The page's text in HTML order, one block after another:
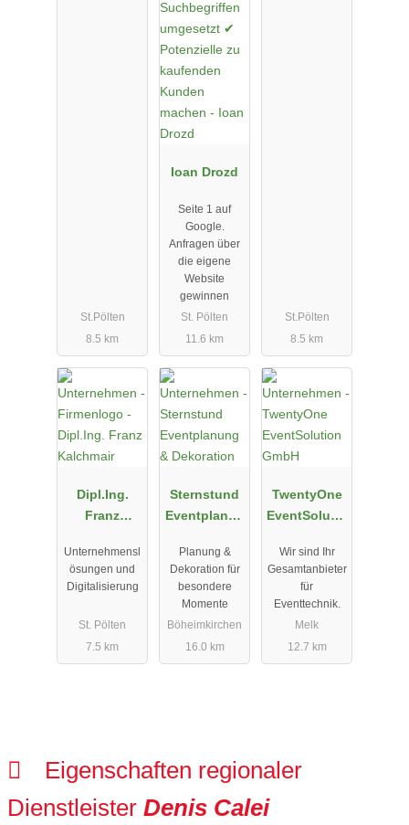
St.Pölten
8.5 km
Ioan Drozd
Seite 1 auf
Google.
Anfragen über
die eigene
Website
gewinnen
St. Pölten
11.6 km
St.Pölten
8.5 km
Dipl.Ing.
Franz
Unternehmensl
ösungen und
Digitalisierung
St. Pölten
7.5 km
Sternstund
Eventplanun
Dekoration
Planung &
Dekoration für
besondere
Momente
Böheimkirchen
16.0 km
TwentyOne
EventSolutio
Wir sind Ihr
Gesamtanbieter
für
Eventtechnik.
Melk
12.7 km
Eigenschaften regionaler
Dienstleister Denis Calei